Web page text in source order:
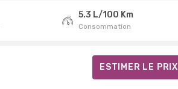
5.3 L/100 Km
Consommation
ESTIMER LE PRIX